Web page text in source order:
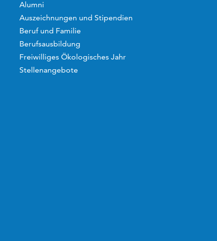
Alumni
Auszeichnungen und Stipendien
Beruf und Familie
Berufsausbildung
Freiwilliges Ökologisches Jahr
Stellenangebote